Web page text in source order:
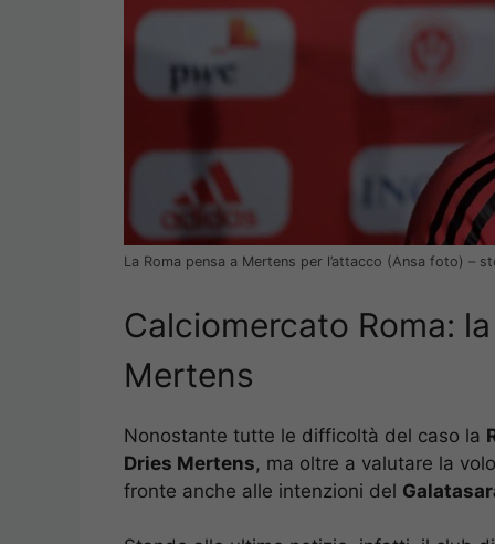
La Roma pensa a Mertens per l’attacco (Ansa foto) –
Calciomercato Roma:
Mertens
Nonostante tutte le difficoltà del caso la
Dries Mertens, ma oltre a valutare la
fronte anche alle intenzioni del